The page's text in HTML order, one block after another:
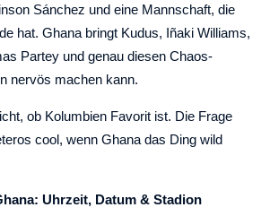
Sánchez und eine Mannschaft, die
hat. Ghana bringt Kudus, Iñaki Williams,
Partey und genau diesen Chaos-
nervös machen kann.
ob Kolumbien Favorit ist. Die Frage
cool, wenn Ghana das Ding wild
Uhrzeit, Datum & Stadion